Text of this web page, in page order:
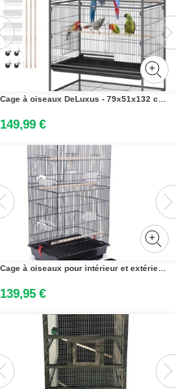
Cage à oiseaux DeLuxus - 79x51x132 cm - Noir - Pour perruches et perroquets - Avec roulettes et tiroir amovible
149,99 €
Cage à oiseaux pour intérieur et extérieur, avec mangeoires, volière, dimensions standard : 92 x 34 x 44 cm, cage à oiseaux noire
139,95 €